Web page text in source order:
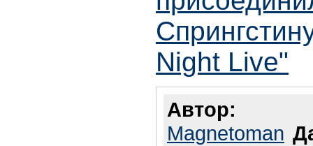
Night Live"
Автор:
Magnetoman